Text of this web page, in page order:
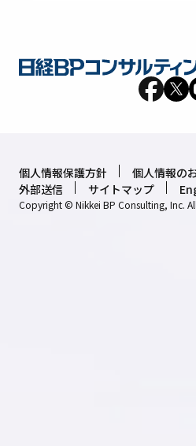
個人情報保護方針
個人情報の
外部送信
サイトマップ
Copyright © Nikkei BP Consulting, Inc.